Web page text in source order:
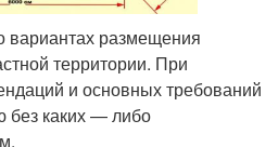
размещения
территории. При
и основных требований
без каких — либо